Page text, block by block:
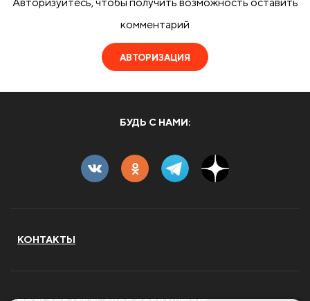
комментарий
АВТОРИЗАЦИЯ
БУДЬ С НАМИ:
КОНТАКТЫ